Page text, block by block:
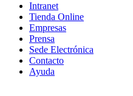
Intranet
Tienda Online
Empresas
Prensa
Sede Electrónica
Contacto
Ayuda